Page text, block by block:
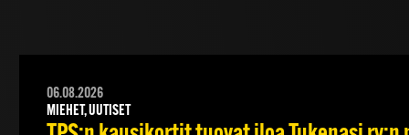
06.08.2026
MIEHET, UUTISET